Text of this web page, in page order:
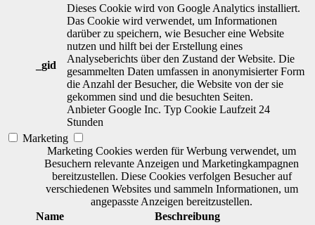
_gid
Dieses Cookie wird von Google Analytics installiert.
Das Cookie wird verwendet, um Informationen
darüber zu speichern, wie Besucher eine Website
nutzen und hilft bei der Erstellung eines
Analyseberichts über den Zustand der Website. Die
gesammelten Daten umfassen in anonymisierter Form
die Anzahl der Besucher, die Website von der sie
gekommen sind und die besuchten Seiten.
Anbieter Google Inc. Typ Cookie Laufzeit 24
Stunden
Marketing
Marketing Cookies werden für Werbung verwendet, um
Besuchern relevante Anzeigen und Marketingkampagnen
bereitzustellen. Diese Cookies verfolgen Besucher auf
verschiedenen Websites und sammeln Informationen, um
angepasste Anzeigen bereitzustellen.
Name
Beschreibung